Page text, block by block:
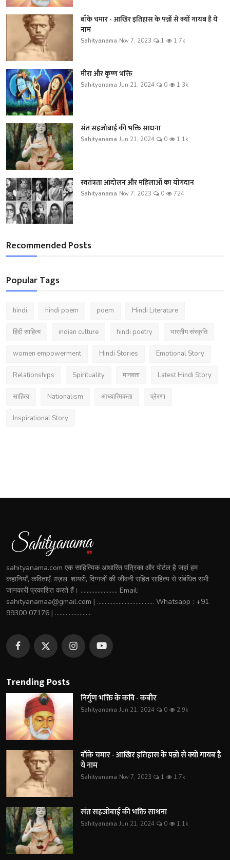
बाँके चमार - आखिर इतिहास के पन्नों से क्यों गायब है ये
नाम
Sahityanama Nov 7, 2023 1 1.7k
मीरा और कृष्ण भक्ति
Sahityanama Jun 21, 2024 0 1.3k
संत सहजोबाई की भक्ति साधना
Sahityanama Jun 21, 2024 0 1.1k
स्वतंत्रता आंदोलन और महिलाओं का योगदान
Sahityanama Nov 7, 2023 0 724
Recommended Posts
Popular Tags
hindi hindi poem poem Hindi Literature
हिंदी साहित्य indian culture hindi poetry भारतीय संस्कृति
women empowerment Hindi Stories Emotional Story
Relationships Spirituality मानवता Latest Hindi Story
साहित्य Nationalism आध्यात्मिकता प्रेरणा
Inspirational Story
sahityanama.com एक साहित्यिक आधारित पत्रिका और पोर्टल है जहां हम
कहानियाँ, कविताएँ, ग़ज़ल, शायरी, दिग्गजों की जीवनी सहित साहित्य से संबंधित सभी
जानकारी प्रकाशित करते हैं। ........................ Email:
sahityanamaa@gmail.com | ..................................... Whatsapp : +91
99300 07176 | ........................
Trending Posts
निर्गुण भक्ति के कवि - कबीर
Sahityanama Jun 21, 2024 0 2.9k
बाँके चमार - आखिर इतिहास के पन्नों से क्यों गायब है
ये नाम
Sahityanama Nov 7, 2023 1 1.7k
संत सहजोबाई की भक्ति साधना
Sahityanama Jun 21, 2024 0 1.1k